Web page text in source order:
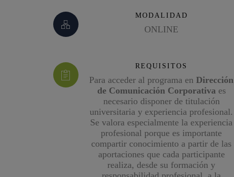
MODALIDAD
ONLINE
REQUISITOS
Para acceder al programa enDirección
de Comunicación Corporativaes
necesario disponer de titulación
universitaria y experiencia profesional.
Se valora especialmente la experiencia
profesional porque es importante
compartir conocimiento a partir de las
aportaciones que cada participante
realiza, desde su formación y